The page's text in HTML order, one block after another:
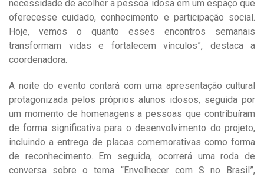
necessidade de acolher a pessoa idosa em um espaço que
oferecesse cuidado, conhecimento e participação social.
Hoje, vemos o quanto esses encontros semanais
transformam vidas e fortalecem vínculos”, destaca a
coordenadora.
A noite do evento contará com uma apresentação cultural
protagonizada pelos próprios alunos idosos, seguida por
um momento de homenagens a pessoas que contribuíram
de forma significativa para o desenvolvimento do projeto,
incluindo a entrega de placas comemorativas como forma
de reconhecimento. Em seguida, ocorrerá uma roda de
conversa sobre o tema “Envelhecer com S no Brasil”,